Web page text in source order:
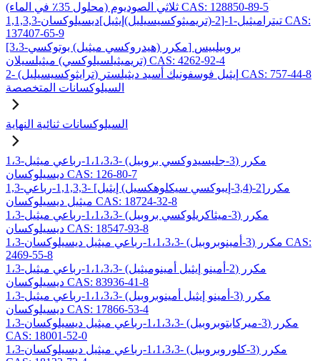
ثلاثي الصوديوم (محلول 35٪ في الماء) CAS: 128850-89-5
1,1,3,3-تيتراميثيل-1-[2-(تريميثوكسيسيليل)إيثيل]ديسيلوكسان CAS:
137407-65-9
[3،3-مكرر (هيدروكسي ميثيل) بوتوكسي] بروبيلبيس
(تريميثيلسيلوكسي) ميثيلسيلان CAS: 4262-92-4
2- (ترايثوكسيسيليل) إيثيل فوسفونيك أسيد ديثيلستر CAS: 757-44-8
السيلوكسانات المتخصصة
السيلوكسانات ثنائية النهاية
1،3-مكرر (3-جليسيدوكسي بروبيل) -1،1،3،3-رباعي ميثيل
ديسيلوكسان CAS: 126-80-7
1,3-مكرر[2-(3,4-إيبوكسي سيكلوهكسيل) إيثيل] -1,1,3,3-رباعي
ميثيل ديسيلوكسان CAS: 18724-32-8
1،3-مكرر (3-ميثاكريلوكسي بروبيل) -1،1،3،3-رباعي ميثيل
ديسيلوكسان CAS: 18547-93-8
1،3-مكرر (3-أمينوبروبيل) -1،1،3،3-رباعي ميثيل ديسيلوكسان CAS:
2469-55-8
1،3-مكرر (2-أمينو إيثيل أمينوميثيل) -1،1،3،3-رباعي ميثيل
ديسيلوكسان CAS: 83936-41-8
1،3-مكرر (3-أمينو إيثيل أمينوبروبيل) -1،1،3،3-رباعي ميثيل
ديسيلوكسان CAS: 17866-53-4
1،3-مكرر (3-ميركابتوبروبيل) -1،1،3،3-رباعي ميثيل ديسيلوكسان
CAS: 18001-52-0
1،3-مكرر (3-كلوروبروبيل) -1،1،3،3-رباعي ميثيل ديسيلوكسان